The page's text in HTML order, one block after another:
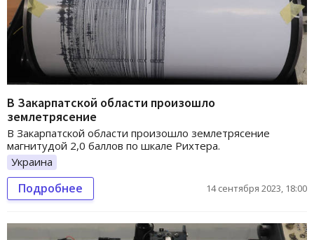
В Закарпатской области произошло
землетрясение
В Закарпатской области произошло землетрясение
магнитудой 2,0 баллов по шкале Рихтера.
Украина
Подробнее 14 сентября 2023, 18:00